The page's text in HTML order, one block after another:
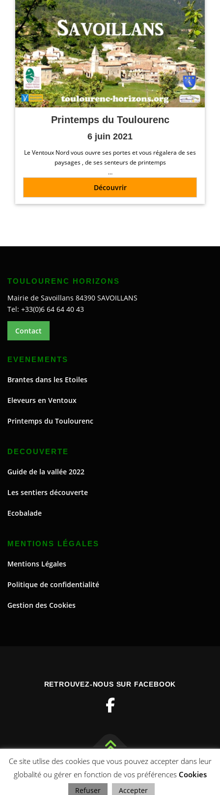
Printemps du Toulourenc
6 juin 2021
Le Ventoux Nord vous ouvre ses portes et vous régalera de ses
paysages , de ses senteurs de printemps
…
Découvrir
TOULOURENC HORIZONS
Mairie de Savoillans 84390 SAVOILLANS
Tel: +33(0)6 64 64 40 43
Contact
EVENEMENTS
Brantes dans les Etoiles
Eleveurs en Ventoux
Printemps du Toulourenc
DECOUVERTE
Guide de la vallée 2022
Les sentiers découverte
Ecobalade
MENTIONS LÉGALES
Mentions Légales
Politique de confidentialité
Gestion des Cookies
RETROUVEZ-NOUS SUR FACEBOOK
Copyright © 2026 Toulourenc Horizons OnePress
thème par
FameThemes. Traduit par Wp Trads.
Ce site utlise des cookies que vous pouvez accepter dans leur
globalité ou gérer en fonction de vos préférences Cookies
Refuser Accepter